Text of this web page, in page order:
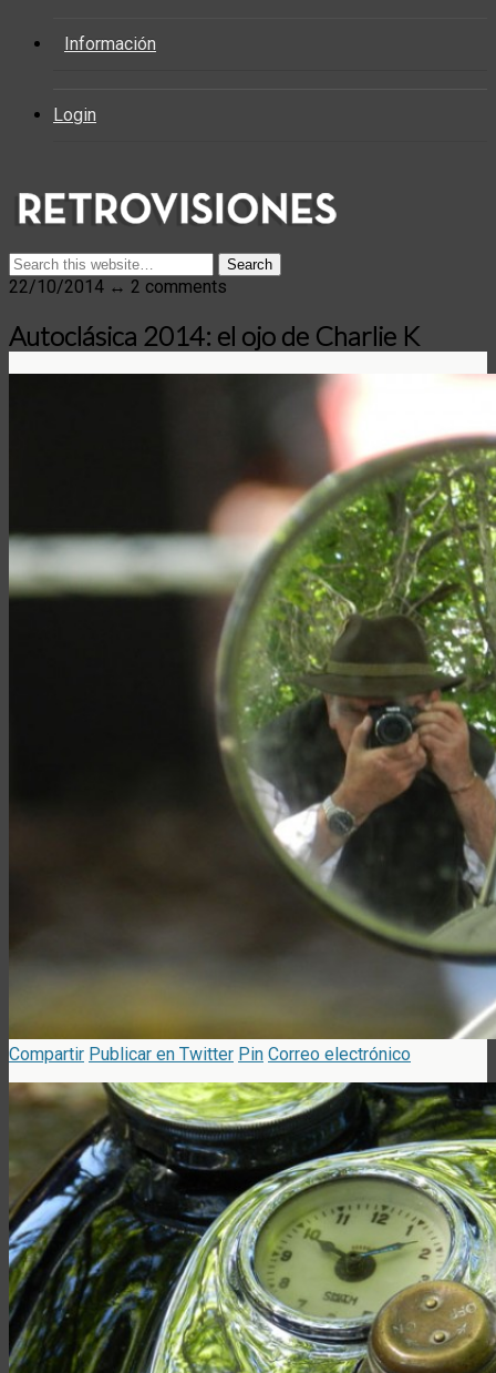
Información
Login
22/10/2014 ↔ 2 comments
Autoclásica 2014: el ojo de Charlie K
Compartir Publicar en Twitter Pin Correo electrónico